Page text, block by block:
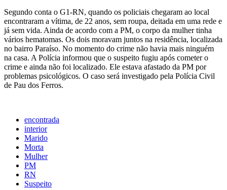
Segundo conta o G1-RN, quando os policiais chegaram ao local
encontraram a vítima, de 22 anos, sem roupa, deitada em uma rede e
já sem vida. Ainda de acordo com a PM, o corpo da mulher tinha
vários hematomas. Os dois moravam juntos na residência, localizada
no bairro Paraíso. No momento do crime não havia mais ninguém
na casa. A Polícia informou que o suspeito fugiu após cometer o
crime e ainda não foi localizado. Ele estava afastado da PM por
problemas psicológicos. O caso será investigado pela Polícia Civil
de Pau dos Ferros.
encontrada
interior
Marido
Morta
Mulher
PM
RN
Suspeito